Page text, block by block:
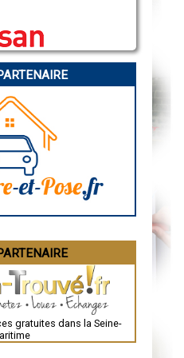
gratuites dans la Seine-